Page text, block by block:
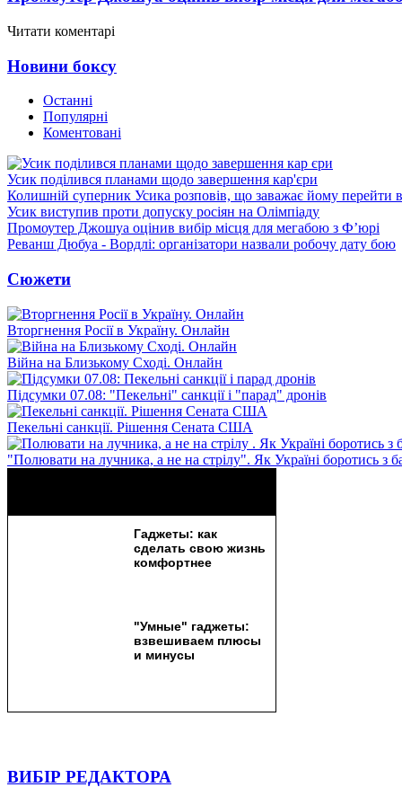
Читати коментарі
Новини боксу
Останні
Популярні
Коментовані
Усик поділився планами щодо завершення кар'єри
Колишній суперник Усика розповів, що заважає йому перейти
Усик виступив проти допуску росіян на Олімпіаду
Промоутер Джошуа оцінив вибір місця для мегабою з Ф’юрі
Реванш Дюбуа - Вордлі: організатори назвали робочу дату бою
Сюжети
Вторгнення Росії в Україну. Онлайн
Війна на Близькому Сході. Онлайн
Підсумки 07.08: "Пекельні" санкції і "парад" дронів
Пекельні санкції. Рішення Сената США
"Полювати на лучника, а не на стрілу". Як Україні боротись з
ВИБІР РЕДАКТОРА